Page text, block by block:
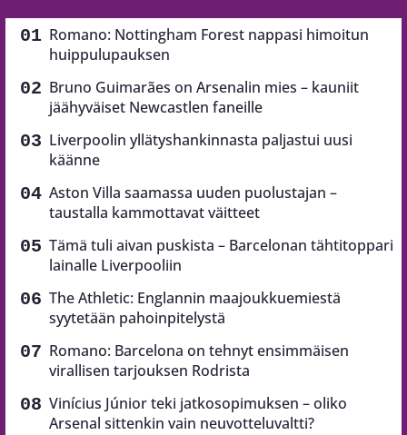
Romano: Nottingham Forest nappasi himoitun
huippulupauksen
Bruno Guimarães on Arsenalin mies – kauniit
jäähyväiset Newcastlen faneille
Liverpoolin yllätyshankinnasta paljastui uusi
käänne
Aston Villa saamassa uuden puolustajan –
taustalla kammottavat väitteet
Tämä tuli aivan puskista – Barcelonan tähtitoppari
lainalle Liverpooliin
The Athletic: Englannin maajoukkuemiestä
syytetään pahoinpitelystä
Romano: Barcelona on tehnyt ensimmäisen
virallisen tarjouksen Rodrista
Vinícius Júnior teki jatkosopimuksen – oliko
Arsenal sittenkin vain neuvotteluvaltti?